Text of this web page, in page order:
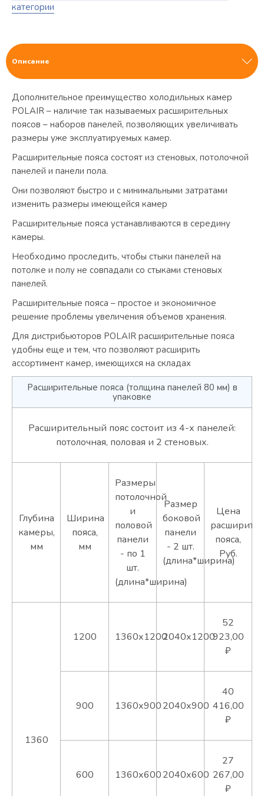
категории
Описание
Дополнительное преимущество холодильных камер
POLAIR – наличие так называемых расширительных
поясов – наборов панелей, позволяющих увеличивать
размеры уже эксплуатируемых камер.
Расширительные пояса состоят из стеновых, потолочной
панелей и панели пола.
Они позволяют быстро и с минимальными затратами
изменить размеры имеющейся камер
Расширительные пояса устанавливаются в середину
камеры.
Необходимо проследить, чтобы стыки панелей на
потолке и полу не совпадали со стыками стеновых
панелей.
Расширительные пояса – простое и экономичное
решение проблемы увеличения объемов хранения.
Для дистрибьюторов POLAIR расширительные пояса
удобны еще и тем, что позволяют расширить
ассортимент камер, имеющихся на складах
Расширительные пояса (толщина панелей 80 мм) в
упаковке
Расширительный пояс состоит из 4-х панелей:
потолочная, половая и 2 стеновых.
Глубина
камеры,
мм
Ширина
пояса,
мм
Размеры
потолочной
и
половой
панели
- по 1
шт.
(длина*ширина)
Размер
боковой
панели
- 2 шт.
(длина*ширина)
Цена
пояса,
Руб.
1360
1200 1360х12002040х1200
52
923,00
₽
900 1360х9002040х900
40
416,00
₽
600 1360х6002040х600
27
267,00
₽